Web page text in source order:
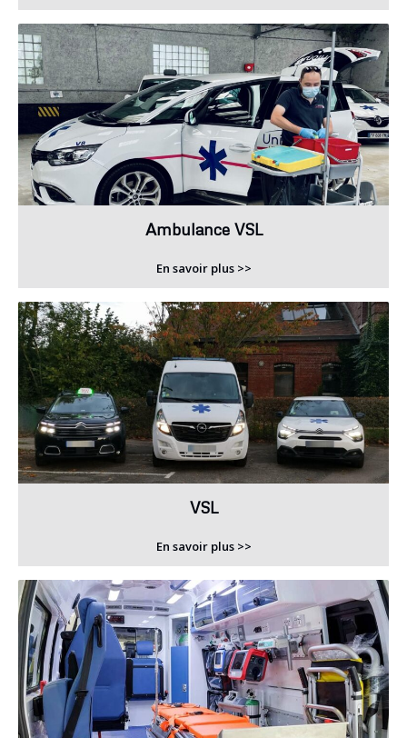
Ambulance VSL
En savoir plus >>
VSL
En savoir plus >>